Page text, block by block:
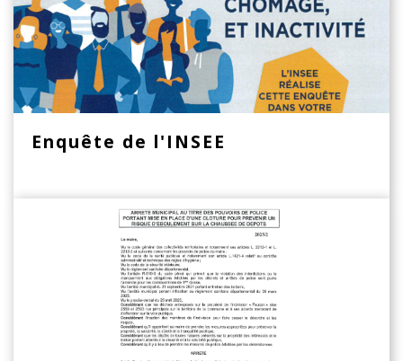
Enquête de l'INSEE